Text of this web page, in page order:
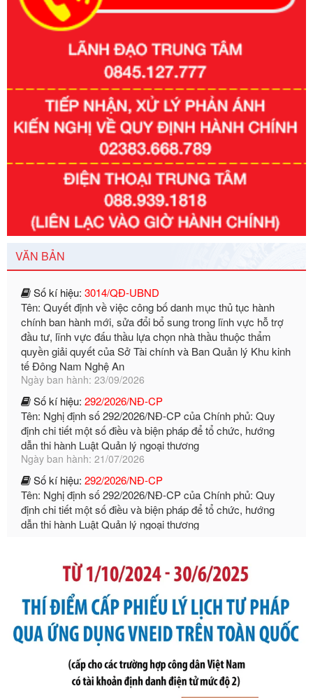
VĂN BẢN
Số kí hiệu:351/2025/NĐ-CP
Tên: Nghị định số 351/2025/NĐ-CP của Chính phủ: Quy
định chuẩn nghèo đa chiều quốc gia giai đoạn 2026 - 2030
Ngày ban hành: 29/12/2026
Số kí hiệu:
Tên: Quyết định về việc công bố danh mục thủ tục hành
chính ban hành mới, sửa đổi bổ sung trong lĩnh vực hỗ trợ
đầu tư, lĩnh vực đấu thầu lựa chọn nhà thầu thuộc thẩm
quyền giải quyết của Sở Tài chính và Ban Quản lý Khu kinh
tế Đông Nam Nghệ An
Ngày ban hành: 23/09/2026
Số kí hiệu: 292/2026/NĐ-CP
Tên: Nghị định số 292/2026/NĐ-CP của Chính phủ: Quy
định chi tiết một số điều và biện pháp để tổ chức, hướng
dẫn thi hành Luật Quản lý ngoại thương
Ngày ban hành: 21/07/2026
Số kí hiệu: 292/2026/NĐ-CP
Tên: Nghị định số 292/2026/NĐ-CP của Chính phủ: Quy
định chi tiết một số điều và biện pháp để tổ chức, hướng
dẫn thi hành Luật Quản lý ngoại thương
Ngày ban hành: 21/07/2026
Số kí hiệu: 105/2026/TT-BTC
2019 của Bộ trưởng Bộ Tài chính hướng dẫn thực hiện xử
phạt vi phạm hành chính trong lĩnh vực kho bạc nhà nước
Ngày ban hành: 21/07/2026
Số kí hiệu:291/2026/NĐ-CP
Tên: Nghị định số 291/2026/NĐ-CP của Chính phủ: Sửa
đổi, bổ sung một số điều của Nghị định số 125/2020/NĐ-СР
ngày 19 tháng 10 năm 2020 của Chính phủ quy định xử
phạt vi phạm hành chính về thuế, hóa đơn được sửa đổi, bổ
sung bởi Nghị định số 102/2021/NĐ-CP